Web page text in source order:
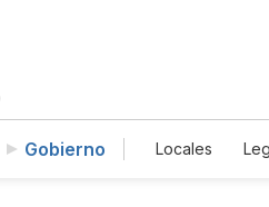
Gobierno Locales